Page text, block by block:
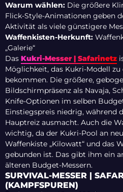
Warum wählen: Die größere
Flick-Style-Animationen geben
Aktivität als viele günstigere
Waffenkisten-Herkunft:
„Galerie“
Das Kukri-Messer | Safarinetz
Möglichkeit, das Kukri-Modell
bekommen. Die größere,
Bildschirmpräsenz als Navaja,
Knife-Optionen im selben
Einstiegspreis niedrig, während
Hauptreiz ausmacht. Auch die
wichtig, da der Kukri-Pool an
Waffenkiste „Kilowatt“ und das
gebunden ist. Das gibt ihm ein
älteren Budget-Messern.
SURVIVAL-MESSER |
(KAMPFSPUREN)